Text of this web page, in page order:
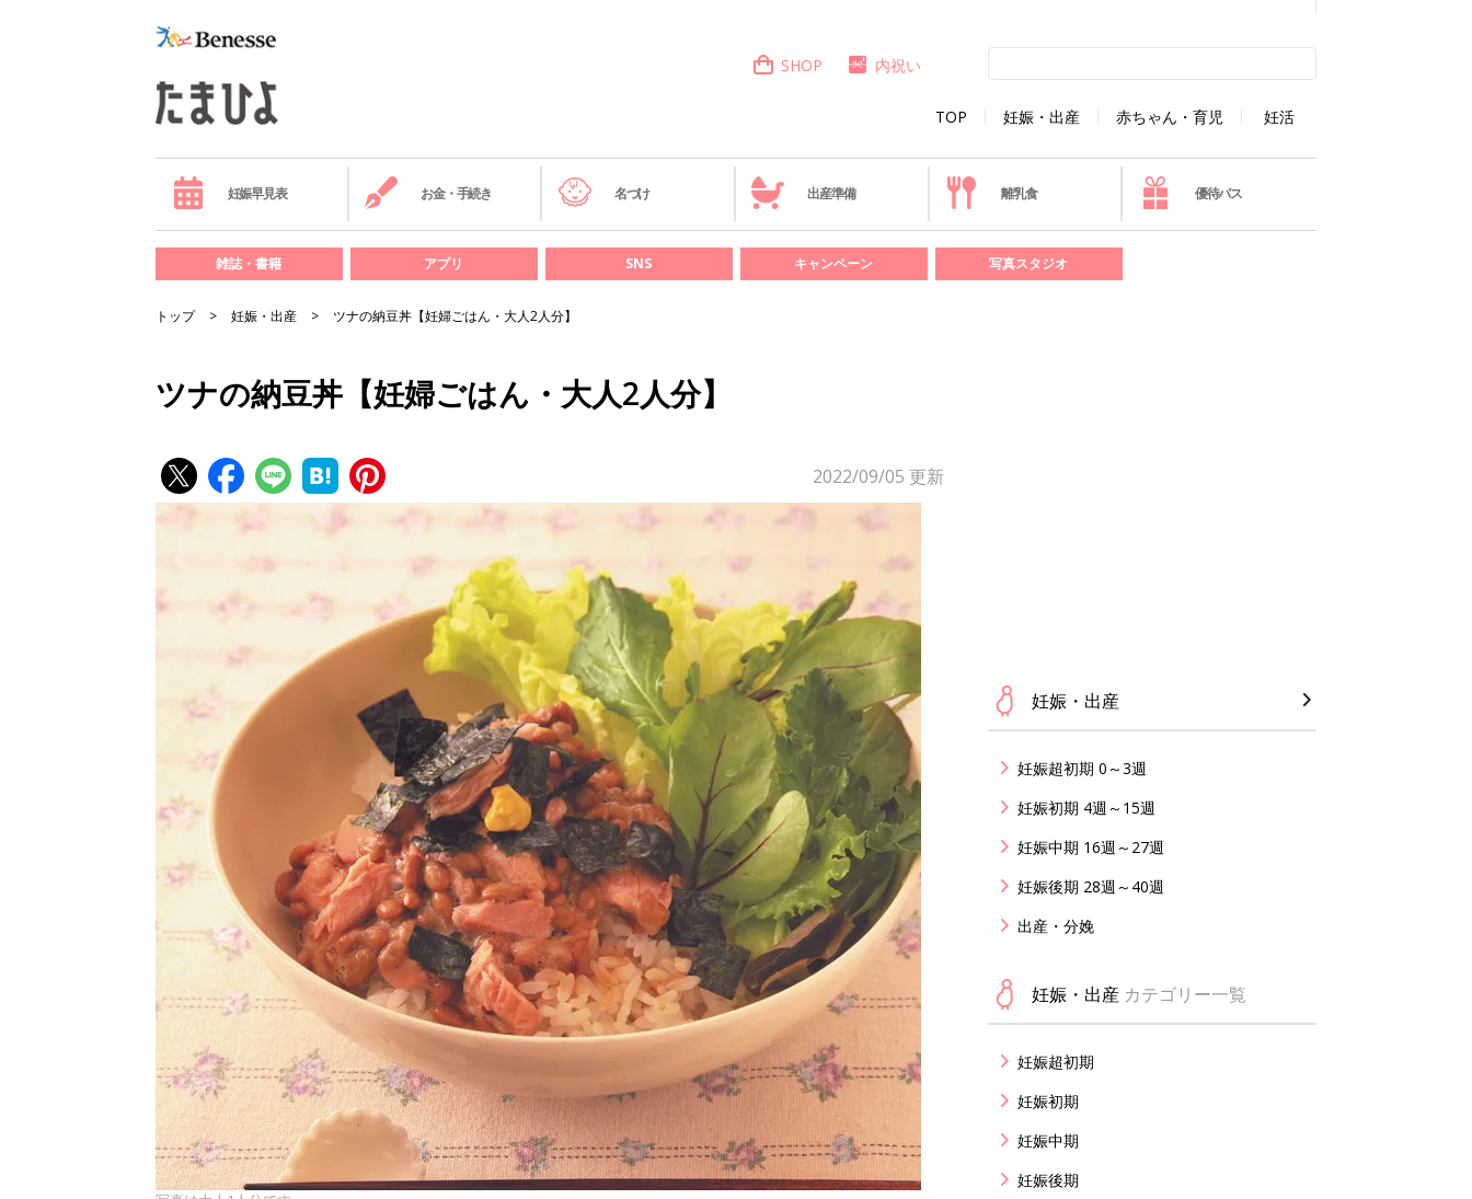
TOP 妊娠・出産 赤ちゃん・育児 妊活
SHOP 内祝い
妊娠早見表 お金・手続き 名づけ 出産準備 離乳食 優待パス
雑誌・書籍 アプリ SNS キャンペーン 写真スタジオ
トップ 妊娠・出産 ツナの納豆丼【妊婦ごはん・大人2人分】
ツナの納豆丼【妊婦ごはん・大人2人分】
2022/09/05 更新
妊娠・出産
妊娠超初期 0～3週
妊娠初期 4週～15週
妊娠中期 16週～27週
妊娠後期 28週～40週
出産・分娩
妊娠・出産 カテゴリー一覧
妊娠超初期
妊娠初期
妊娠中期
妊娠後期